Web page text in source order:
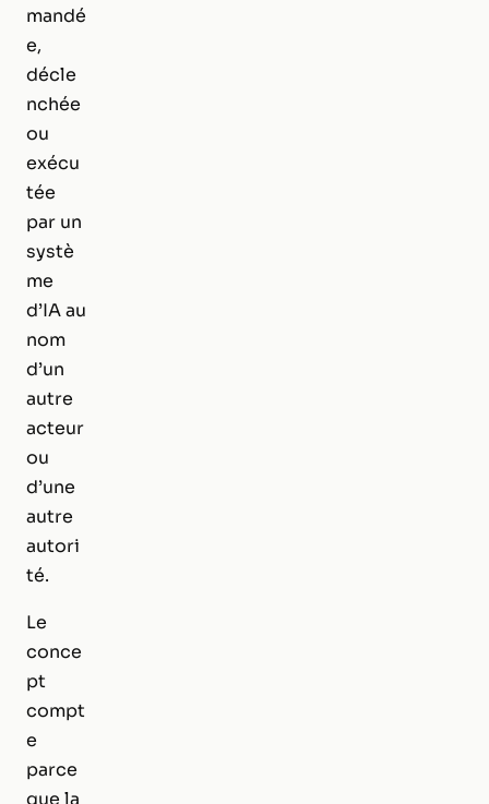
mandé
e,
décle
nchée
ou
exécu
tée
par un
systè
me
d’IA au
nom
d’un
autre
acteur
ou
d’une
autre
autori
té.
Le
conce
pt
compt
e
parce